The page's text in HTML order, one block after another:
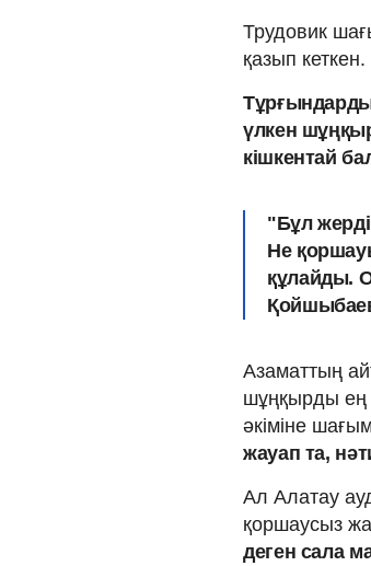
Трудовик
қазып кеткен.
үлкен
кішкентай
"Бұл жерді
Не
құлайды.
Азаматтың
шұңқырды ең
әкіміне
жауап та,
Ал Алатау
қоршаусыз
деген сала